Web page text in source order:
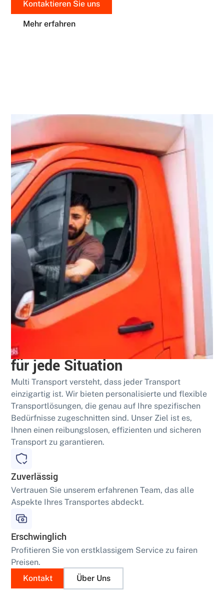
Kontaktieren Sie uns
Mehr erfahren
Bewährt
Umfassende Transportdienste
für jede Situation
Multi Transport versteht, dass jeder Transport
einzigartig ist. Wir bieten personalisierte und flexible
Transportlösungen, die genau auf Ihre spezifischen
Bedürfnisse zugeschnitten sind. Unser Ziel ist es,
Ihnen einen reibungslosen, effizienten und sicheren
Transport zu garantieren.
Zuverlässig
Vertrauen Sie unserem erfahrenen Team, das alle
Aspekte Ihres Transportes abdeckt.
Erschwinglich
Profitieren Sie von erstklassigem Service zu fairen
Preisen.
Kontakt
Über Uns